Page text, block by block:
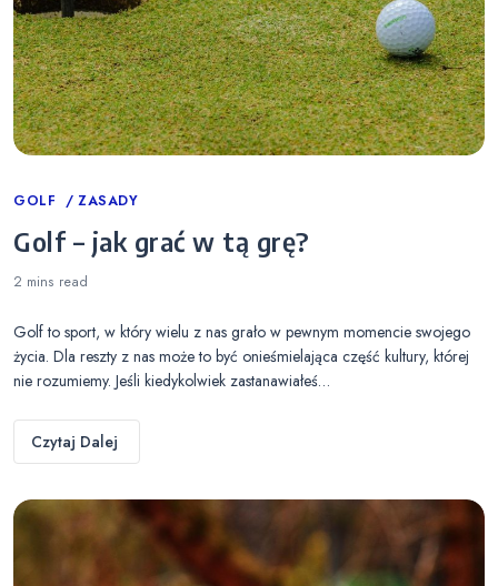
Categories
GOLF ZASADY
Golf – jak grać w tą grę?
2 mins read
Golf to sport, w który wielu z nas grało w pewnym momencie swojego
życia. Dla reszty z nas może to być onieśmielająca część kultury, której
nie rozumiemy. Jeśli kiedykolwiek zastanawiałeś…
Czytaj Dalej